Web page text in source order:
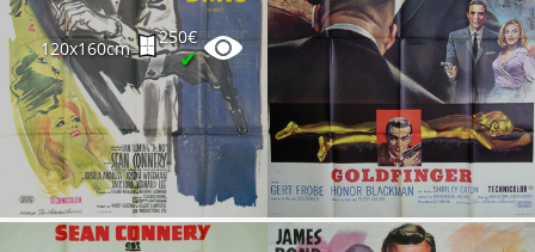
Vendu
Thématiques
Partenaires
Vendre
120x160cm
250€
✔